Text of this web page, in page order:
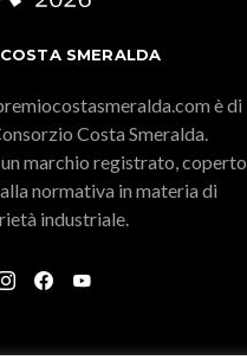
SMERALDA
è di
Costa Smeralda.
marchio registrato, coperto
normativa in materia di
industriale.